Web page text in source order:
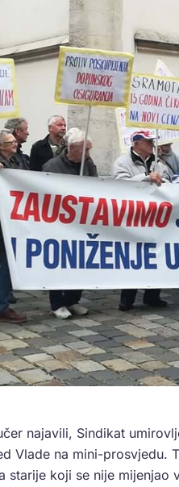
najavili, Sindikat
Vlade na mini-prosvjedu.
starije koji se nije